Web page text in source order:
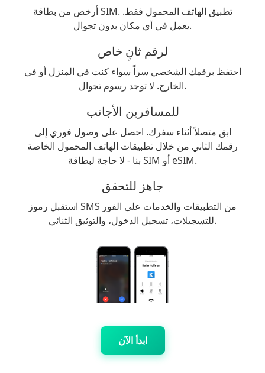
أرخص من بطاقة SIM. تطبيق الهاتف المحمول فقط.
يعمل في أي مكان بدون تجوال.
لرقم ثانٍ خاص
احتفظ برقمك الشخصي سراً سواء كنت في المنزل أو في
الخارج. لا توجد رسوم تجوال.
للمسافرين الأجانب
ابق متصلاً أثناء سفرك. احصل على وصول فوري إلى
رقمك الثاني من خلال تطبيقات الهاتف المحمول الخاصة
بنا - لا حاجة لبطاقة SIM أو eSIM.
جاهز للتحقق
استقبل رموز SMS من التطبيقات والخدمات على الفور
للتسجيلات، تسجيل الدخول، والتوثيق الثنائي.
ابدأ الآن